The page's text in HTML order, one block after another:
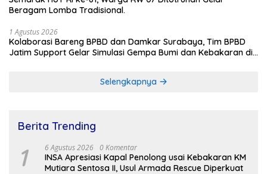
Beragam Lomba Tradisional.
1 Agustus 2026
Kolaborasi Bareng BPBD dan Damkar Surabaya, Tim BPBD
Jatim Support Gelar Simulasi Gempa Bumi dan Kebakaran di
Selengkapnya
Berita Trending
1 6 Agustus 2026 0 Komentar
INSA Apresiasi Kapal Penolong usai Kebakaran KM
Mutiara Sentosa II, Usul Armada Rescue Diperkuat